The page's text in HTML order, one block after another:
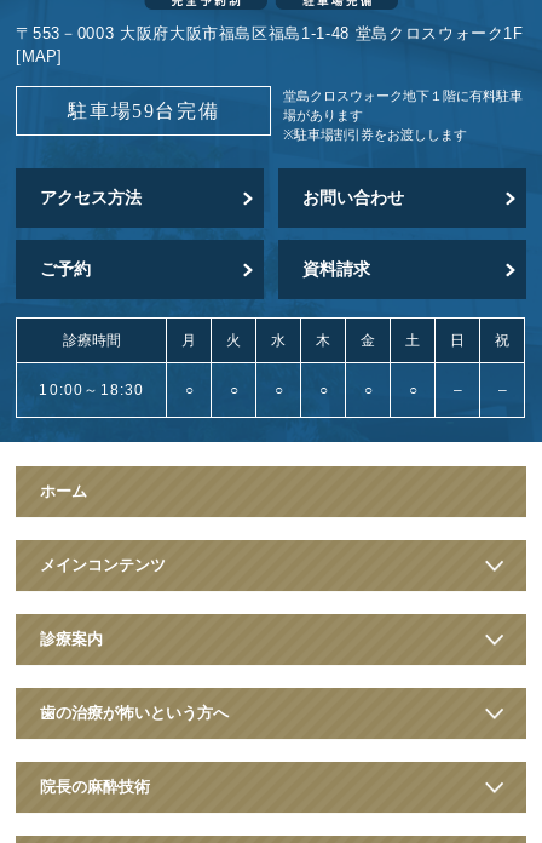
〒553－0003 大阪府大阪市福島区福島1-1-48 堂島クロスウォーク1F
[MAP]
駐車場59台完備
堂島クロスウォーク地下１階に有料駐車
場があります
※駐車場割引券をお渡しします
アクセス方法 お問い合わせ
ご予約 資料請求
診療時間 月 火 水 木 金 土 日 祝
10:00～18:30 ○ ○ ○ ○ ○ ○ – –
ホーム
メインコンテンツ
診療案内
歯の治療が怖いという方へ
院長の麻酔技術